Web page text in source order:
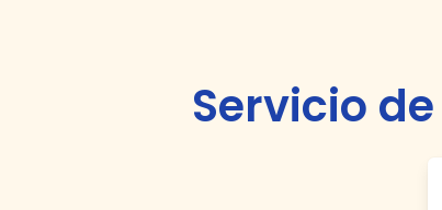
Servicio